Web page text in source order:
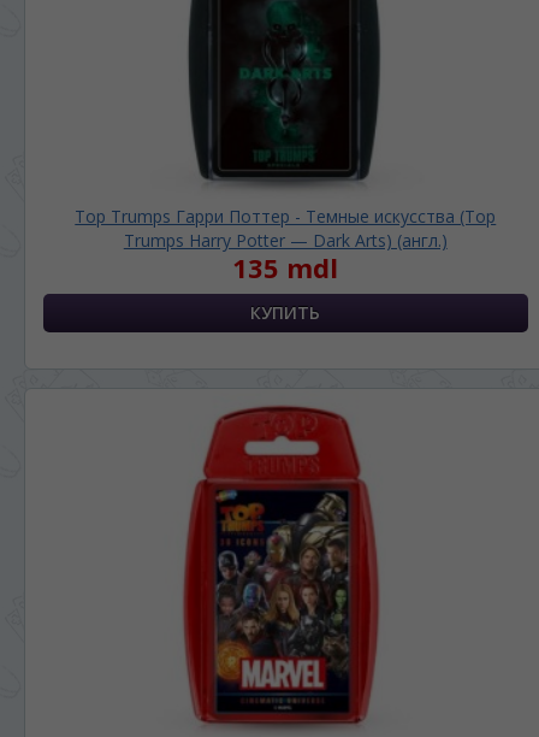
Top Trumps Гарри Поттер - Темные искусства (Top
Trumps Harry Potter — Dark Arts) (англ.)
135 mdl